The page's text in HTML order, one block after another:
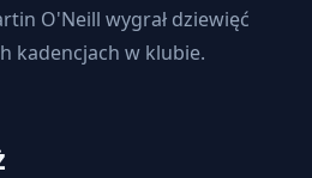
O'Neill wygrał dziewięć
kadencjach w klubie.